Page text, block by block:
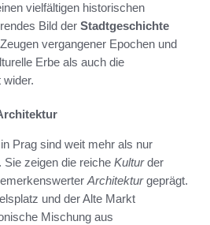
vielfältigen historischen
Bild der Stadtgeschichte
vergangener Epochen und
Erbe als auch die
Prag sind weit mehr als nur
zeigen die reiche Kulturder
Architekturgeprägt.
und der Alte Markt
Mischung aus